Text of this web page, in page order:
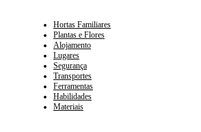
Hortas Familiares
Plantas e Flores
Alojamento
Lugares
Segurança
Transportes
Ferramentas
Habilidades
Materiais